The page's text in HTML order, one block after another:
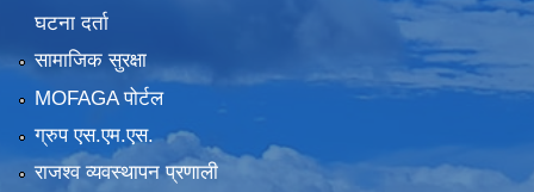
घटना दर्ता
सामाजिक सुरक्षा
MOFAGA पोर्टल
ग्रुप एस.एम.एस.
राजश्व व्यवस्थापन प्रणाली